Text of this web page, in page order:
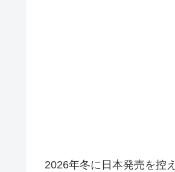
2026年冬に日本発売を控